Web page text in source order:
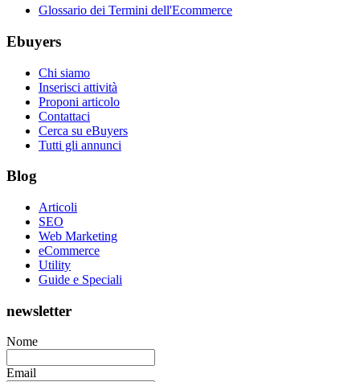
Glossario dei Termini dell'Ecommerce
Ebuyers
Chi siamo
Inserisci attività
Proponi articolo
Contattaci
Cerca su eBuyers
Tutti gli annunci
Blog
Articoli
SEO
Web Marketing
eCommerce
Utility
Guide e Speciali
newsletter
Nome
Email